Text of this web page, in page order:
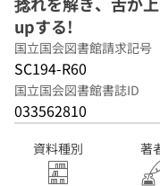
upする!
国立国会図書館請求記号
SC194-R60
国立国会図書館書誌ID
033562810
資料種別 著